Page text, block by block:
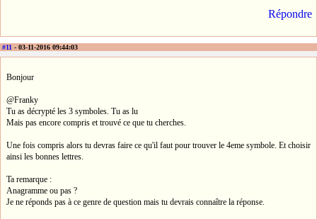
Répondre
#11 - 03-11-2016 09:44:03
Bonjour
@Franky
Tu as décrypté les 3 symboles. Tu as lu
Mais pas encore compris et trouvé ce que tu cherches.
Une fois compris alors tu devras faire ce qu'il faut pour trouver le 4eme symbole. Et choisir
ainsi les bonnes lettres.
Ta remarque :
Anagramme ou pas ?
Je ne réponds pas à ce genre de question mais tu devrais connaître la réponse.